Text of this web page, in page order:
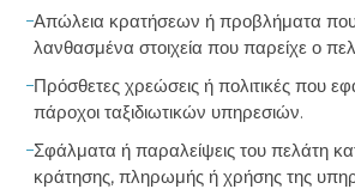
Απώλεια κρατήσεων ή προβλήματα
λανθασμένα στοιχεία που παρείχε ο
Πρόσθετες χρεώσεις ή πολιτικές που
πάροχοι ταξιδιωτικών υπηρεσιών.
Σφάλματα ή παραλείψεις του πελάτη
κράτησης, πληρωμής ή χρήσης της